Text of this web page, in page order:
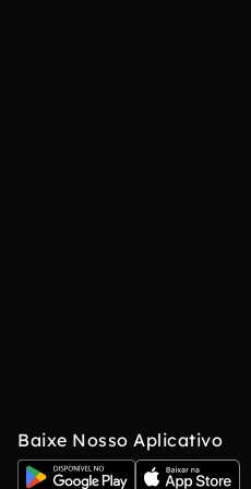
Baixe Nosso Aplicativo